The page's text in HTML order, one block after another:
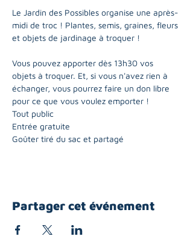
Le Jardin des Possibles organise une après-
midi de troc ! Plantes, semis, graines, fleurs
et objets de jardinage à troquer !
Vous pouvez apporter dès 13h30 vos
objets à troquer. Et, si vous n'avez rien à
échanger, vous pourrez faire un don libre
pour ce que vous voulez emporter !
Tout public
Entrée gratuite
Goûter tiré du sac et partagé
Partager cet événement